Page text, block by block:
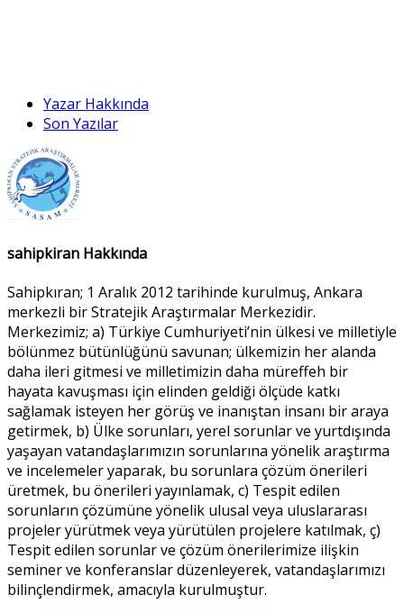
Yazar Hakkında
Son Yazılar
sahipkiran Hakkında
Sahipkıran; 1 Aralık 2012 tarihinde kurulmuş, Ankara
merkezli bir Stratejik Araştırmalar Merkezidir.
Merkezimiz; a) Türkiye Cumhuriyeti’nin ülkesi ve milletiyle
bölünmez bütünlüğünü savunan; ülkemizin her alanda
daha ileri gitmesi ve milletimizin daha müreffeh bir
hayata kavuşması için elinden geldiği ölçüde katkı
sağlamak isteyen her görüş ve inanıştan insanı bir araya
getirmek, b) Ülke sorunları, yerel sorunlar ve yurtdışında
yaşayan vatandaşlarımızın sorunlarına yönelik araştırma
ve incelemeler yaparak, bu sorunlara çözüm önerileri
üretmek, bu önerileri yayınlamak, c) Tespit edilen
sorunların çözümüne yönelik ulusal veya uluslararası
projeler yürütmek veya yürütülen projelere katılmak, ç)
Tespit edilen sorunlar ve çözüm önerilerimize ilişkin
seminer ve konferanslar düzenleyerek, vatandaşlarımızı
bilinçlendirmek, amacıyla kurulmuştur.